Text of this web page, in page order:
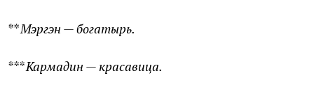
** Мэргэн — богатырь.
*** Кармадин — красавица.